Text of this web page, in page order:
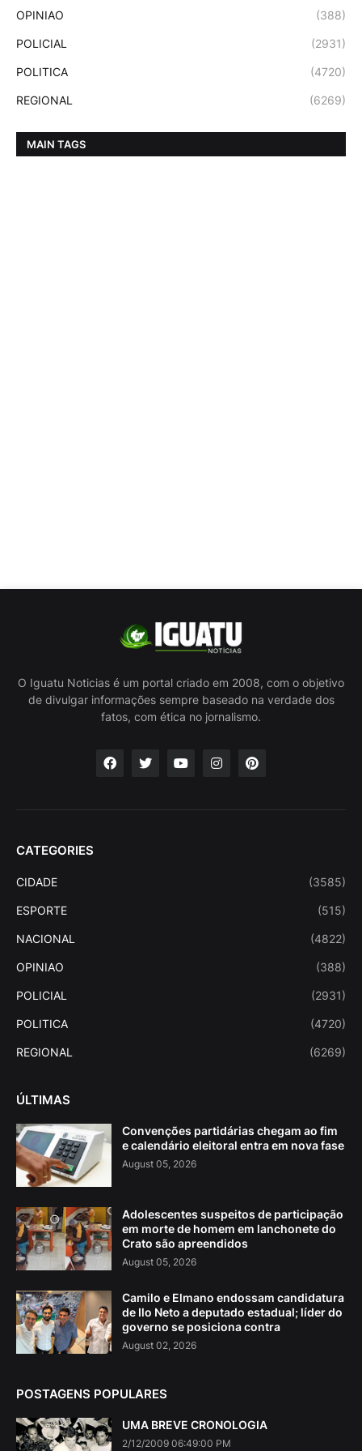
OPINIAO (388)
POLICIAL (2931)
POLITICA (4720)
REGIONAL (6269)
MAIN TAGS
O Iguatu Noticias é um portal criado em 2008, com o objetivo
de divulgar informações sempre baseado na verdade dos
fatos, com ética no jornalismo.
CATEGORIES
CIDADE (3585)
ESPORTE (515)
NACIONAL (4822)
OPINIAO (388)
POLICIAL (2931)
POLITICA (4720)
REGIONAL (6269)
ÚLTIMAS
Convenções partidárias chegam ao fim
e calendário eleitoral entra em nova fase
August 05, 2026
Adolescentes suspeitos de participação
em morte de homem em lanchonete do
Crato são apreendidos
August 05, 2026
Camilo e Elmano endossam candidatura
de Ilo Neto a deputado estadual; líder do
governo se posiciona contra
August 02, 2026
POSTAGENS POPULARES
UMA BREVE CRONOLOGIA
2/12/2009 06:49:00 PM